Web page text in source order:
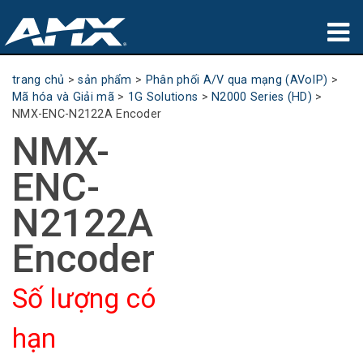
sản phẩm
Ứng dụng
Partners
nơi mua
đào tạo
hỗ trợ
Giới thiệu
trang chủ >sản phẩm > Phân phối A/V qua mạng (AVoIP) >
Mã hóa và Giải mã> 1G Solutions > N2000 Series (HD) >
NMX-ENC-N2122A Encoder
NMX-
ENC-
N2122A
Encoder
Số lượng có
hạn